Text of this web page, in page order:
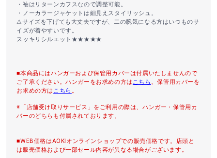
・袖はリターンカフスなので調整可能。
・ノーカラージャケットは細見えスタイリッシュ。
⚠︎サイズを下げても大丈夫ですが、二の腕気になる方はいつものサ
イズが着やすいです。
スッキリシルエット★★★★★
■本商品にはハンガーおよび保管用カバーは付属いたしませんので
ご了承ください。ハンガーをお求めの方は こちら 。保管用カバーを
お求めの方は こちら 。
※「店舗受け取りサービス」をご利用の際は、ハンガー・保管用カ
バーのどちらも付属されております。
■WEB価格はAOKIオンラインショップでの販売価格です。店頭と
は販売価格および一部セール内容が異なる場合がございます。